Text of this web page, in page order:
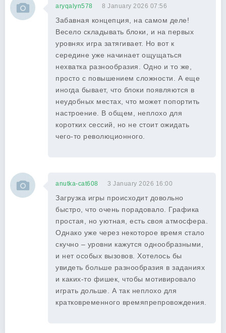
aryqalyn578 8 January 2026 07:56
Забавная концепция, на самом деле!
Весело складывать блоки, и на первых
уровнях игра затягивает. Но вот к
середине уже начинает ощущаться
нехватка разнообразия. Одно и то же,
просто с повышением сложности. А еще
иногда бывает, что блоки появляются в
неудобных местах, что может попортить
настроение. В общем, неплохо для
коротких сессий, но не стоит ожидать
чего-то революционного.
anutka-cat608 3 January 2026 16:00
Загрузка игры происходит довольно
быстро, что очень порадовало. Графика
простая, но уютная, есть своя атмосфера.
Однако уже через некоторое время стало
скучно – уровни кажутся однообразными,
и нет особых вызовов. Хотелось бы
увидеть больше разнообразия в заданиях
и каких-то фишек, чтобы мотивировало
играть дольше. А так неплохо для
кратковременного времяпрепровождения.